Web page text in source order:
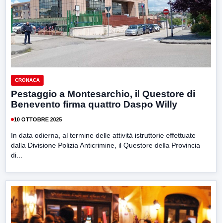
CRONACA
Pestaggio a Montesarchio, il Questore di
Benevento firma quattro Daspo Willy
10 OTTOBRE 2025
In data odierna, al termine delle attività istruttorie effettuate
dalla Divisione Polizia Anticrimine, il Questore della Provincia
di...